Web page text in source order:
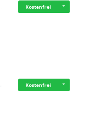
Kostenfrei
Kostenfrei